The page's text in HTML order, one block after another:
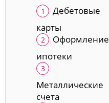
Дебетовые
карты
Оформление
ипотеки
Металлические
счета